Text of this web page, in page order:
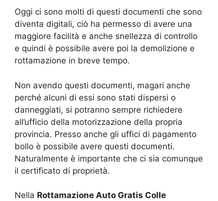
Oggi ci sono molti di questi documenti che sono
diventa digitali, ciò ha permesso di avere una
maggiore facilità e anche snellezza di controllo
e quindi è possibile avere poi la demolizione e
rottamazione in breve tempo.
Non avendo questi documenti, magari anche
perché alcuni di essi sono stati dispersi o
danneggiati, si potranno sempre richiedere
all’ufficio della motorizzazione della propria
provincia. Presso anche gli uffici di pagamento
bollo è possibile avere questi documenti.
Naturalmente è importante che ci sia comunque
il certificato di proprietà.
Nella Rottamazione Auto Gratis Colle